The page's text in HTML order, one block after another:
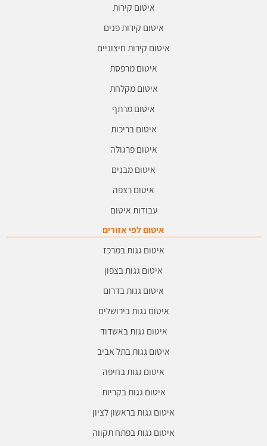
איטום קירות
איטום קירות פנים
איטום קירות חיצוניים
איטום מרפסת
איטום מקלחת
איטום מרתף
איטום בריכות
איטום פרגולה
איטום מבנים
איטום רצפה
עבודות איטום
איטום לפי אזורים
איטום גגות במרכז
איטום גגות בצפון
איטום גגות בדרום
איטום גגות בירושלים
איטום גגות באשדוד
איטום גגות בתל אביב
איטום גגות בחיפה
איטום גגות בקריות
איטום גגות בראשון לציון
איטום גגות בפתח תקווה